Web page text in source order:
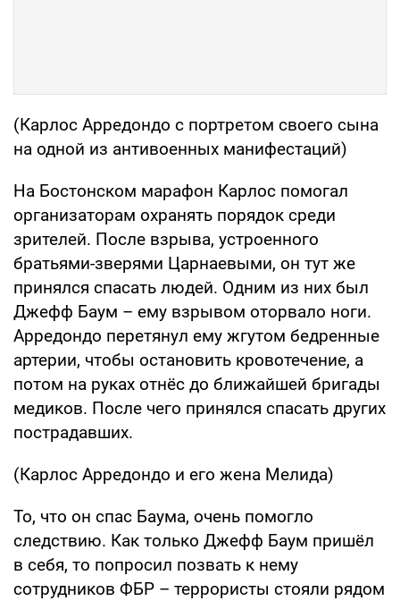
(Карлос Арредондо с портретом своего сына
на одной из антивоенных манифестаций)
На Бостонском марафон Карлос помогал
организаторам охранять порядок среди
зрителей. После взрыва, устроенного
братьями-зверями Царнаевыми, он тут же
принялся спасать людей. Одним из них был
Джефф Баум – ему взрывом оторвало ноги.
Арредондо перетянул ему жгутом бедренные
артерии, чтобы остановить кровотечение, а
потом на руках отнёс до ближайшей бригады
медиков. После чего принялся спасать других
пострадавших.
(Карлос Арредондо и его жена Мелида)
То, что он спас Баума, очень помогло
следствию. Как только Джефф Баум пришёл
в себя, то попросил позвать к нему
сотрудников ФБР – террористы стояли рядом